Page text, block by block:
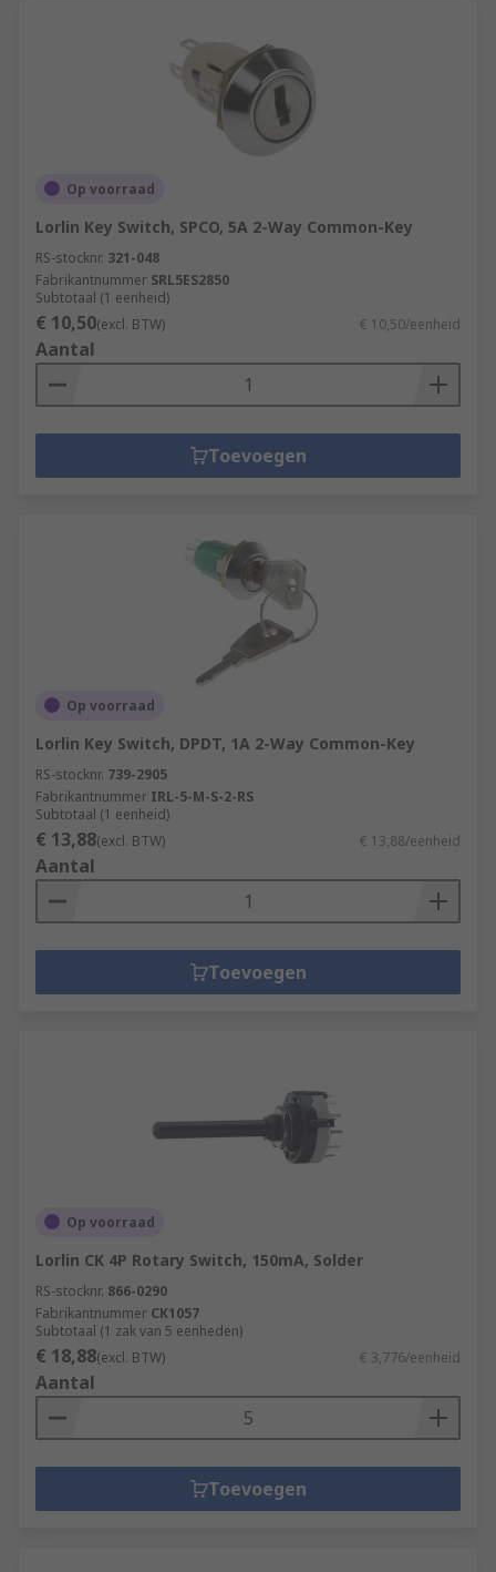
Op voorraad
Lorlin Key Switch, SPCO, 5A 2-Way Common-Key
RS-stocknr. 321-048
Fabrikantnummer SRL5ES2850
Subtotaal (1 eenheid)
€ 10,50(excl. BTW) € 10,50/eenheid
Aantal
Toevoegen
Op voorraad
Lorlin Key Switch, DPDT, 1A 2-Way Common-Key
RS-stocknr. 739-2905
Fabrikantnummer IRL-5-M-S-2-RS
Subtotaal (1 eenheid)
€ 13,88(excl. BTW) € 13,88/eenheid
Aantal
Toevoegen
Op voorraad
Lorlin CK 4P Rotary Switch, 150mA, Solder
RS-stocknr. 866-0290
Fabrikantnummer CK1057
Subtotaal (1 zak van 5 eenheden)
€ 18,88(excl. BTW) € 3,776/eenheid
Aantal
Toevoegen